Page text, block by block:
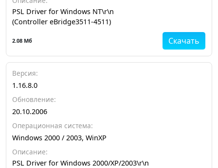
PSL Driver for Windows NT\r\n
(Controller eBridge3511-4511)
Скачать
2.08 Мб
Версия:
1.16.8.0
Обновление:
20.10.2006
Операционная система:
Windows 2000 / 2003, WinXP
Описание:
PSL Driver for Windows 2000/XP/2003\r\n